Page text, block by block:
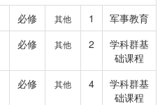
必修 其他 1
军事教育
必修 其他 2
学科群基
础课程
必修 其他 4
学科群基
础课程